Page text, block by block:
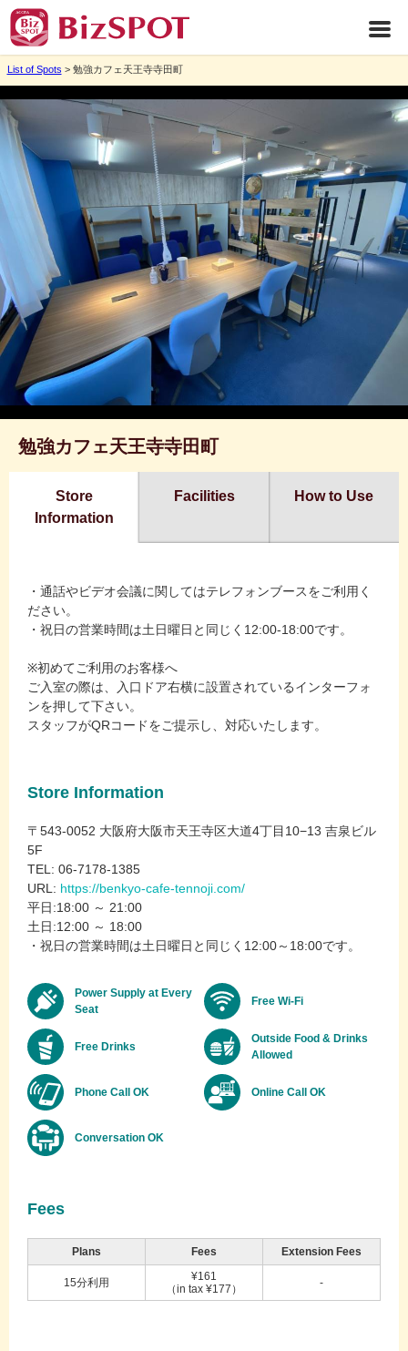
List of Spots > 勉強カフェ天王寺寺田町
勉強カフェ天王寺寺田町
Store
Information
Facilities How to Use
・通話やビデオ会議に関してはテレフォンブースをご利用く
ださい。
・祝日の営業時間は土日曜日と同じく12:00-18:00です。
※初めてご利用のお客様へ
ご入室の際は、入口ドア右横に設置されているインターフォ
ンを押して下さい。
スタッフがQRコードをご提示し、対応いたします。
Store Information
〒543-0052 大阪府大阪市天王寺区大道4丁目10−13 吉泉ビル
5F
TEL: 06-7178-1385
URL: https://benkyo-cafe-tennoji.com/
平日:18:00 ～ 21:00
土日:12:00 ～ 18:00
・祝日の営業時間は土日曜日と同じく12:00～18:00です。
Power Supply at Every
Seat
Free Wi-Fi
Free Drinks
Outside Food & Drinks
Allowed
Phone Call OK Online Call OK
Conversation OK
Fees
Plans Fees Extension Fees
15分利用
¥161
（in tax ¥177）
-